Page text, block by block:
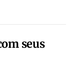
seus